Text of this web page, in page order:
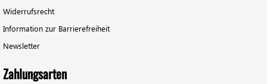
Widerrufsrecht
Information zur Barrierefreiheit
Newsletter
Zahlungsarten